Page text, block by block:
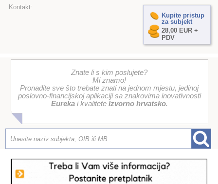
Kontakt:
Kupite pristup
za subjekt
28,00 EUR +
PDV
Znate li s kim poslujete?
Mi znamo!
Pronađite sve što trebate znati na jednom mjestu, jedinoj
poslovno-financijskoj aplikaciji sa znakovima inovativnosti
Eurekai kvalitete Izvorno hrvatsko.